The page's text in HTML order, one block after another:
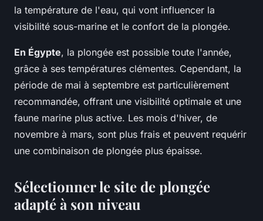
la température de l'eau, qui vont influencer la
visibilité sous-marine et le confort de la plongée.
En Égypte, la plongée est possible toute l'année,
grâce à ses températures clémentes. Cependant, la
période de mai à septembre est particulièrement
recommandée, offrant une visibilité optimale et une
faune marine plus active. Les mois d'hiver, de
novembre à mars, sont plus frais et peuvent requérir
une combinaison de plongée plus épaisse.
Sélectionner le site de plongée
adapté à son niveau